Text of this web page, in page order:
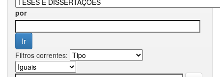
por
Filtros correntes: